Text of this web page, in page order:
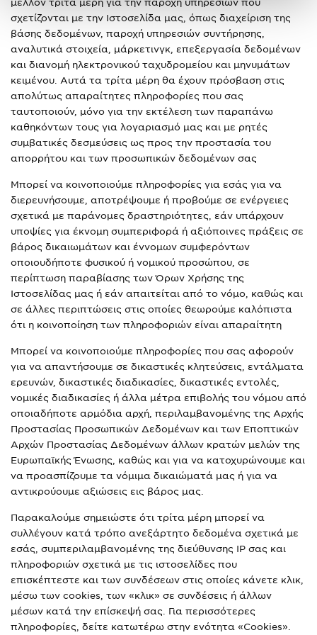
σχετίζονται με την Ιστοσελίδα μας, όπως διαχείριση της
βάσης δεδομένων, παροχή υπηρεσιών συντήρησης,
αναλυτικά στοιχεία, μάρκετινγκ, επεξεργασία δεδομένων
και διανομή ηλεκτρονικού ταχυδρομείου και μηνυμάτων
κειμένου. Αυτά τα τρίτα μέρη θα έχουν πρόσβαση στις
απολύτως απαραίτητες πληροφορίες που σας
ταυτοποιούν, μόνο για την εκτέλεση των παραπάνω
καθηκόντων τους για λογαριασμό μας και με ρητές
συμβατικές δεσμεύσεις ως προς την προστασία του
απορρήτου και των προσωπικών δεδομένων σας
Μπορεί να κοινοποιούμε πληροφορίες για εσάς για να
διερευνήσουμε, αποτρέψουμε ή προβούμε σε ενέργειες
σχετικά με παράνομες δραστηριότητες, εάν υπάρχουν
υποψίες για έκνομη συμπεριφορά ή αξιόποινες πράξεις σε
βάρος δικαιωμάτων και έννομων συμφερόντων
οποιουδήποτε φυσικού ή νομικού προσώπου, σε
περίπτωση παραβίασης των Όρων Χρήσης της
Ιστοσελίδας μας ή εάν απαιτείται από το νόμο, καθώς και
σε άλλες περιπτώσεις στις οποίες θεωρούμε καλόπιστα
ότι η κοινοποίηση των πληροφοριών είναι απαραίτητη
Μπορεί να κοινοποιούμε πληροφορίες που σας αφορούν
για να απαντήσουμε σε δικαστικές κλητεύσεις, εντάλματα
ερευνών, δικαστικές διαδικασίες, δικαστικές εντολές,
νομικές διαδικασίες ή άλλα μέτρα επιβολής του νόμου από
οποιαδήποτε αρμόδια αρχή, περιλαμβανομένης της Αρχής
Προστασίας Προσωπικών Δεδομένων και των Εποπτικών
Αρχών Προστασίας Δεδομένων άλλων κρατών μελών της
Ευρωπαϊκής Ένωσης, καθώς και για να κατοχυρώνουμε και
να προασπίζουμε τα νόμιμα δικαιώματά μας ή για να
αντικρούουμε αξιώσεις εις βάρος μας.
Παρακαλούμε σημειώστε ότι τρίτα μέρη μπορεί να
συλλέγουν κατά τρόπο ανεξάρτητο δεδομένα σχετικά με
εσάς, συμπεριλαμβανομένης της διεύθυνσης IP σας και
πληροφοριών σχετικά με τις ιστοσελίδες που
επισκέπτεστε και των συνδέσεων στις οποίες κάνετε κλικ,
μέσω των cookies, των «κλικ» σε συνδέσεις ή άλλων
μέσων κατά την επίσκεψή σας. Για περισσότερες
πληροφορίες, δείτε κατωτέρω στην ενότητα «Cookies».